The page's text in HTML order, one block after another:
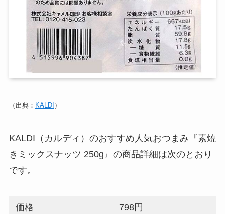
（出典： KALDI ）
KALDI（カルディ）のおすすめ人気おつまみ『素焼
きミックスナッツ 250g』の商品詳細は次のとおり
です。
価格 798円